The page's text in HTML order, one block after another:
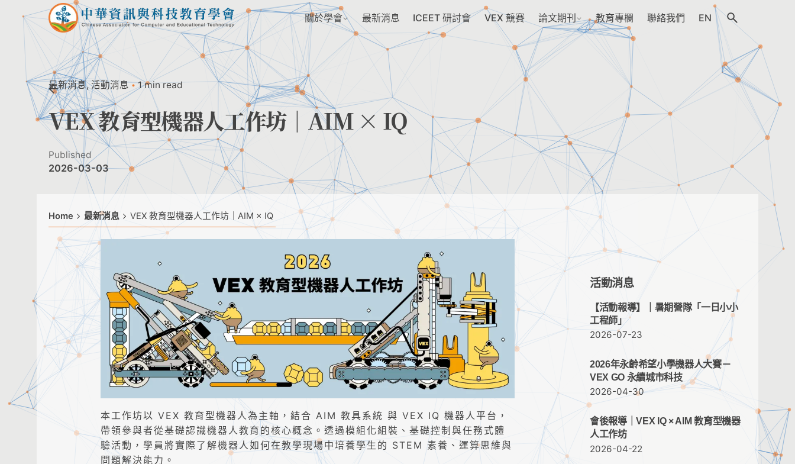
content
關於學會 最新消息 ICEET 研討會 VEX 競賽 論文期刊 教育專欄 聯絡我們 EN
最新消息 活動消息 1 min read
VEX 教育型機器人工作坊｜AIM × IQ
Published
2026-03-03
Home 最新消息 VEX 教育型機器人工作坊｜AIM × IQ
本工作坊以 VEX 教育型機器人為主軸，結合 AIM 教具系統 與 VEX IQ 機器人平台，
帶領參與者從基礎認識機器人教育的核心概念。透過模組化組裝、基礎控制與任務式體
驗活動，學員將實際了解機器人如何在教學現場中培養學生的 STEM 素養、運算思維與
問題解決能力。
活動消息
【活動報導】｜暑期營隊「一日小小
工程師」
2026-07-23
2026年永齡希望小學機器人大賽－
VEX GO 永續城市科技
2026-04-30
會後報導｜VEX IQ × AIM 教育型機器
人工作坊
2026-04-22